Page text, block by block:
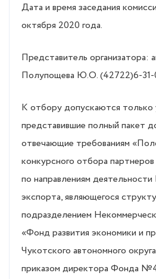
Дата и время заседания
октября 2020 года.
Представитель
Полупощева Ю.О. (42722)6-31-
К отбору допускаются только
представившие полный пакет
отвечающие требованиям
конкурсного отбора партнеров
по направлениям
экспорта, являющегося
подразделением
«Фонд развития экономики и
Чукотского автономного
приказом директора Фонда